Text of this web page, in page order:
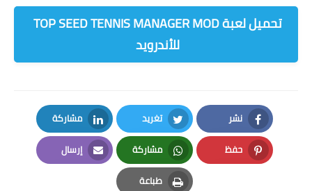
للأندرويد
نشر
Facebook
تغريد
Twitter
مشاركة
LinkedIn
حفظ
Pinterest
مشاركة
Whatsapp
إرسال
Email
طباعة